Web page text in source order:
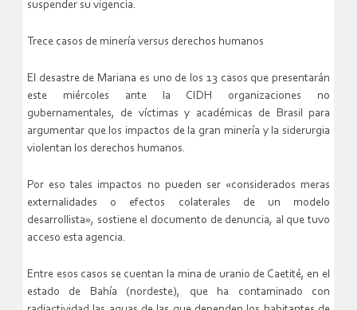
suspender su vigencia.
Trece casos de minería versus derechos humanos
El desastre de Mariana es uno de los 13 casos que presentarán
este miércoles ante la CIDH organizaciones no
gubernamentales, de víctimas y académicas de Brasil para
argumentar que los impactos de la gran minería y la siderurgia
violentan los derechos humanos.
Por eso tales impactos no pueden ser «considerados meras
externalidades o efectos colaterales de un modelo
desarrollista», sostiene el documento de denuncia, al que tuvo
acceso esta agencia.
Entre esos casos se cuentan la mina de uranio de Caetité, en el
estado de Bahía (nordeste), que ha contaminado con